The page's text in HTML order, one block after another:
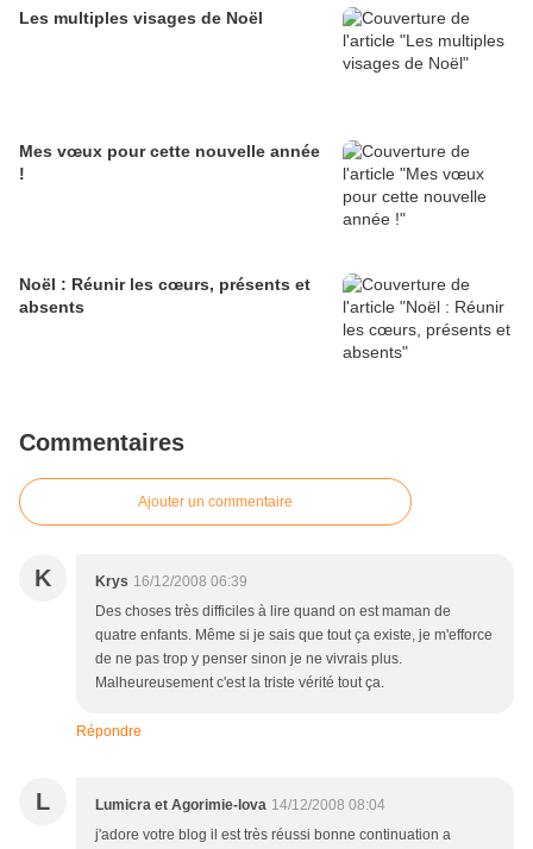
Les multiples visages de Noël
Mes vœux pour cette nouvelle année
!
Noël : Réunir les cœurs, présents et
absents
Commentaires
Ajouter un commentaire
K Krys 16/12/2008 06:39
Des choses très difficiles à lire quand on est maman de
quatre enfants. Même si je sais que tout ça existe, je m'efforce
de ne pas trop y penser sinon je ne vivrais plus.
Malheureusement c'est la triste vérité tout ça.
Répondre
L Lumicra et Agorimie-lova 14/12/2008 08:04
j'adore votre blog il est très réussi bonne continuation a